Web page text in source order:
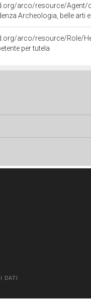
arco/resource/Agent/
Archeologia, belle arti
arco/resource/Role/
per tutela
DATI